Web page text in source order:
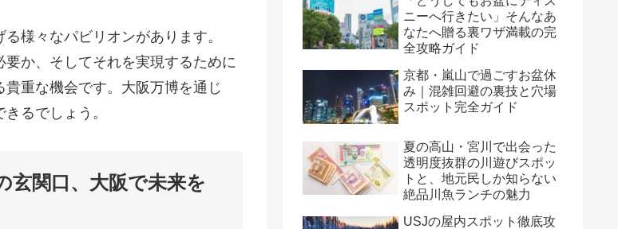
様々なパビリオンがあります。
か、そしてそれを実現するために
重な機会です。大阪万博を通じ
るでしょう。
玄関口、大阪で未来を
ニーへ行きたい」そんなあ
なたへ贈る裏ワザ満載の完
全攻略ガイド
京都・嵐山で過ごすお盆休
み｜混雑回避の裏技と穴場
スポット完全ガイド
夏の高山・宮川で出会った
透明度抜群の川遊びスポッ
トと、地元民しか知らない
絶品川魚ランチの魅力
USJの屋内スポット徹底攻